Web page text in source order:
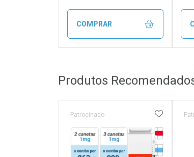
COMPRAR
Laboratório
Por Menos
Produtos
Tarja
Patrocinado